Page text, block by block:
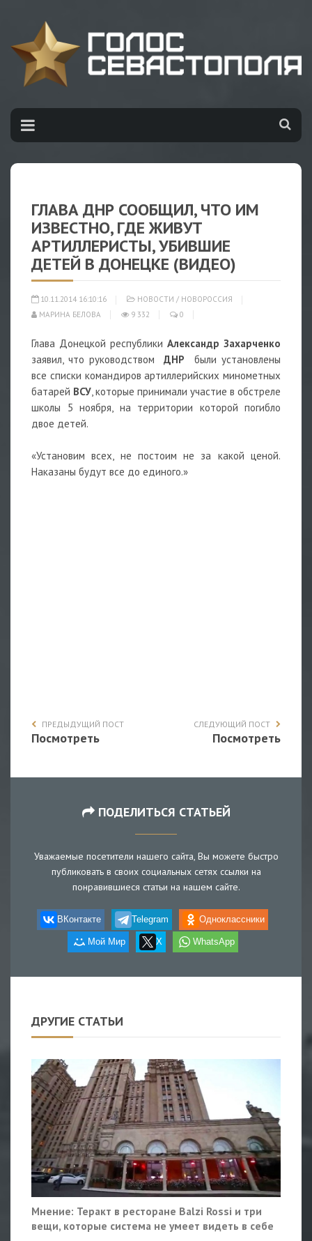
ГЛАВА ДНР СООБЩИЛ, ЧТО ИМ
ИЗВЕСТНО, ГДЕ ЖИВУТ
АРТИЛЛЕРИСТЫ, УБИВШИЕ
ДЕТЕЙ В ДОНЕЦКЕ (ВИДЕО)
10.11.2014 16:10:16 НОВОСТИ / НОВОРОССИЯ
МАРИНА БЕЛОВА
9 332 0
Глава Донецкой республики Александр Захарченко
заявил, что руководствомДНР были установлены
все списки командиров артиллерийских минометных
батарей ВСУ, которые принимали участие в обстреле
школы 5 ноября, на территории которой погибло
двое детей.
«Установим всех, не постоим не за какой ценой.
Наказаны будут все до единого.»
ПРЕДЫДУЩИЙ ПОСТ
Посмотреть
СЛЕДУЮЩИЙ ПОСТ
Посмотреть
ПОДЕЛИТЬСЯ СТАТЬЕЙ
Уважаемые посетители нашего сайта, Вы можете быстро
публиковать в своих социальных сетях ссылки на
понравившиеся статьи на нашем сайте.
ВКонтакте Telegram Одноклассники
Мой Мир X WhatsApp
ДРУГИЕ СТАТЬИ
Мнение: Теракт в ресторане Balzi Rossi и три
вещи, которые система не умеет видеть в себе